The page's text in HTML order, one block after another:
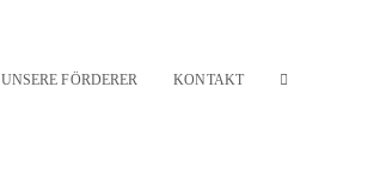
UNSERE FÖRDERER KONTAKT WEBSITE-